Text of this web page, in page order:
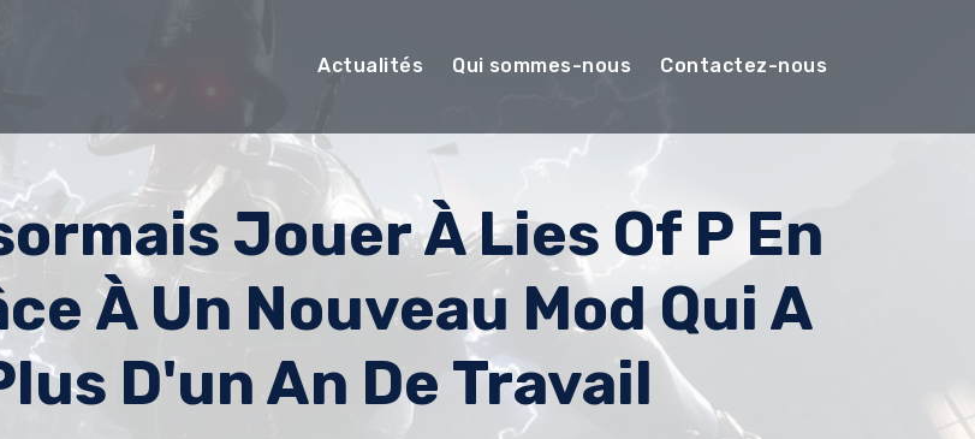
Actualités Qui sommes-nous Contactez-nous
Jouer À Lies Of P En
À Un Nouveau Mod Qui A
D'un An De Travail